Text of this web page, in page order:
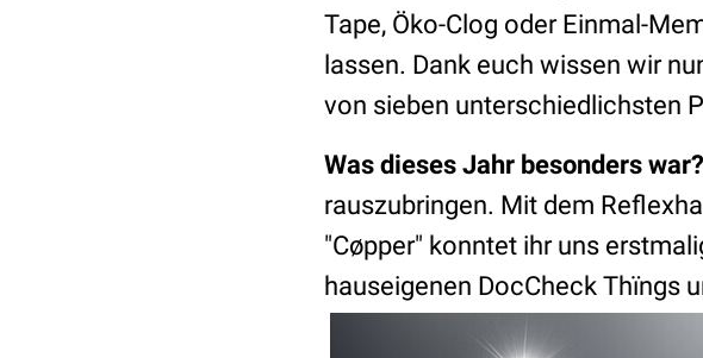
Tape, Öko-Clog oder Einmal-
lassen. Dank euch wissen wir
von sieben unterschiedlichsten
Was dieses Jahr besonders war?
rauszubringen. Mit dem
"Cøpper" konntet ihr uns
hauseigenen DocCheck Thïngs